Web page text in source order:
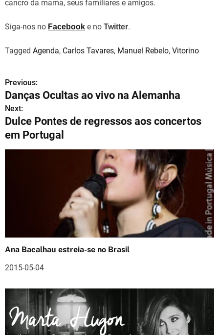
cancro da mama, seus familiares e amigos.
Siga-nos no Facebook e no Twitter.
Tagged Agenda, Carlos Tavares, Manuel Rebelo, Vitorino
N
a
v
e
o
d
e
a
t
Previous:
Danças Ocultas ao vivo na Alemanha
Next:
Dulce Pontes de regressos aos concertos
em Portugal
Ana Bacalhau estreia-se no Brasil
2015-05-04